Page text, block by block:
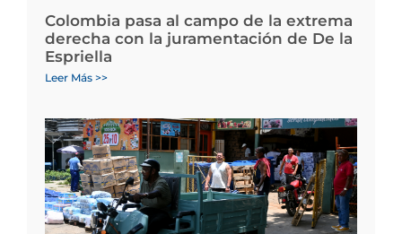
Colombia pasa al campo de la extrema
derecha con la juramentación de De la
Espriella
Leer Más >>